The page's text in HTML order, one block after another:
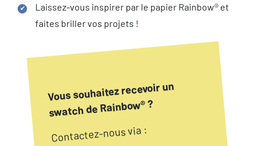
Laissez-vous inspirer par le papier Rainbow® et
faites briller vos projets !
Vous souhaitez recevoir un
swatch de Rainbow® ?
Contactez-nous via :